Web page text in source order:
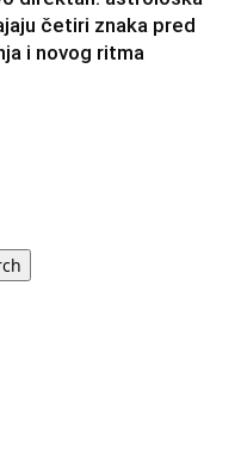
četiri znaka pred
i novog ritma